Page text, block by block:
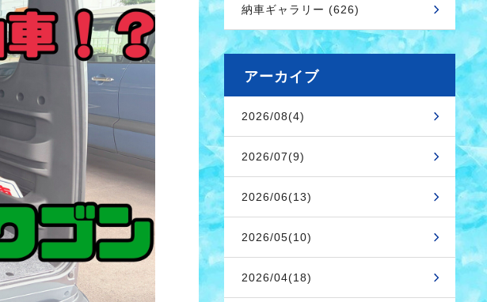
納車ギャラリー (626)
アーカイブ
2026/08(4)
2026/07(9)
2026/06(13)
2026/05(10)
2026/04(18)